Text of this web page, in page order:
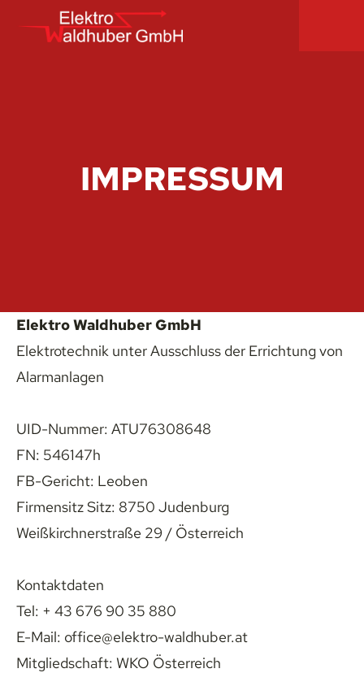
IMPRESSUM
Elektro Waldhuber GmbH
Elektrotechnik unter Ausschluss der Errichtung von
Alarmanlagen
UID-Nummer: ATU76308648
FN: 546147h
FB-Gericht: Leoben
Firmensitz Sitz: 8750 Judenburg
Weißkirchnerstraße 29 / Österreich
Kontaktdaten
Tel: + 43 676 90 35 880
E-Mail: office@elektro-waldhuber.at
Mitgliedschaft: WKO Österreich